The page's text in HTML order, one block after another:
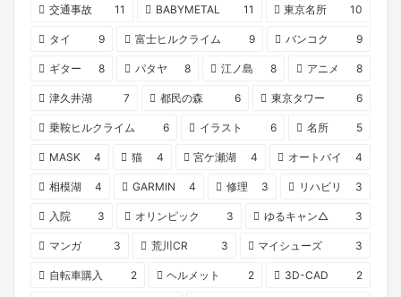
交通事故 11 BABYMETAL 11 東京名所 10
タイ 9 富士ヒルクライム 9 バンコク 9
ギター 8 パタヤ 8 江ノ島 8 アニメ 8
津久井湖 7 都民の森 6 東京タワー 6
乗鞍ヒルクライム 6 イラスト 6 名所 5
MASK 4 猫 4 宮ケ瀬湖 4 オートバイ 4
相模湖 4 GARMIN 4 修理 3 リハビリ 3
入院 3 オリンピック 3 ゆるキャン△ 3
マンガ 3 荒川CR 3 マイシューズ 3
自転車購入 2 ヘルメット 2 3D-CAD 2